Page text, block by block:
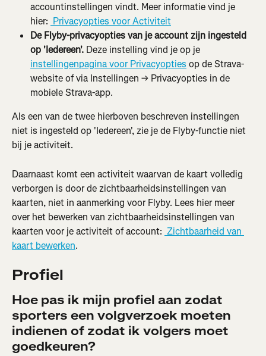
accountinstellingen vindt. Meer informatie vind je
hier: Privacyopties voor Activiteit
De Flyby-privacyopties van je account zijn ingesteld
op 'Iedereen'. Deze instelling vind je op je
instellingenpagina voor Privacyopties op de Strava-
website of via Instellingen → Privacyopties in de
mobiele Strava-app.
Als een van de twee hierboven beschreven instellingen
niet is ingesteld op 'Iedereen', zie je de Flyby-functie niet
bij je activiteit.
Daarnaast komt een activiteit waarvan de kaart volledig
verborgen is door de zichtbaarheidsinstellingen van
kaarten, niet in aanmerking voor Flyby. Lees hier meer
over het bewerken van zichtbaarheidsinstellingen van
kaarten voor je activiteit of account: Zichtbaarheid van
kaart bewerken.
Profiel
Hoe pas ik mijn profiel aan zodat
sporters een volgverzoek moeten
indienen of zodat ik volgers moet
goedkeuren?